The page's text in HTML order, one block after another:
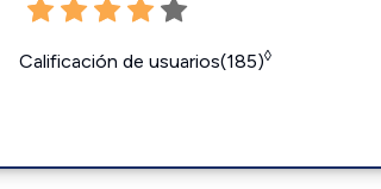
Calificación de usuarios(185)◊